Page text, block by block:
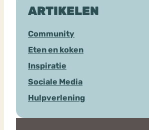
ARTIKELEN
Community
Eten en koken
Inspiratie
Sociale Media
Hulpverlening